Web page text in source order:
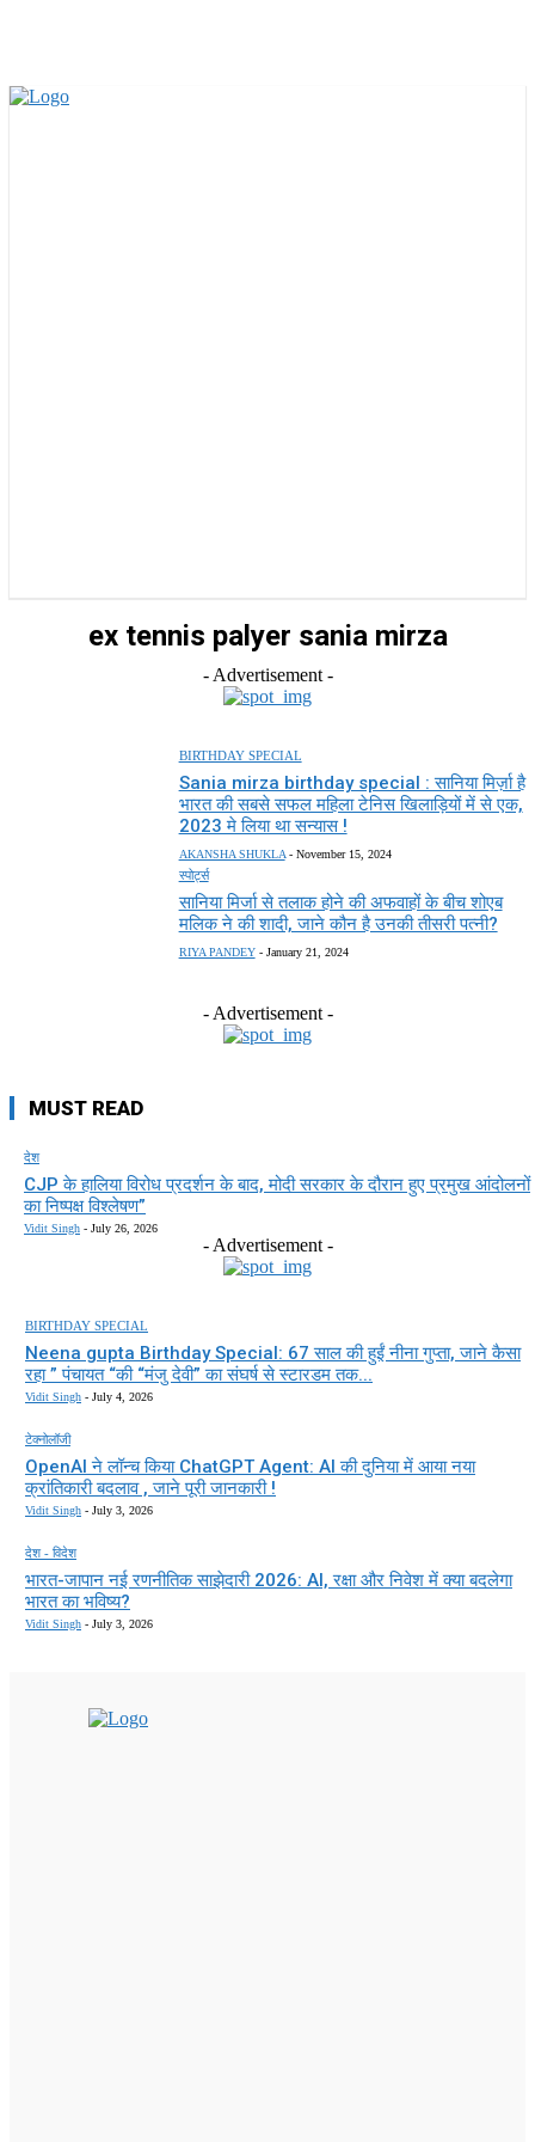
ex tennis palyer sania mirza
- Advertisement -
BIRTHDAY SPECIAL
Sania mirza birthday special : सानिया मिर्ज़ा है
भारत की सबसे सफल महिला टेनिस खिलाड़ियों में से एक,
2023 मे लिया था सन्यास !
AKANSHA SHUKLA - November 15, 2024
स्पोर्ट्स
सानिया मिर्जा से तलाक होने की अफवाहों के बीच शोएब
मलिक ने की शादी, जाने कौन है उनकी तीसरी पत्नी?
RIYA PANDEY - January 21, 2024
- Advertisement -
MUST READ
देश
CJP के हालिया विरोध प्रदर्शन के बाद, मोदी सरकार के दौरान हुए प्रमुख आंदोलनों
का निष्पक्ष विश्लेषण”
Vidit Singh - July 26, 2026
- Advertisement -
BIRTHDAY SPECIAL
Neena gupta Birthday Special: 67 साल की हुईं नीना गुप्ता, जाने कैसा
रहा ” पंचायत “की “मंजु देवी” का संघर्ष से स्टारडम तक...
Vidit Singh - July 4, 2026
टेक्नोलॉजी
OpenAI ने लॉन्च किया ChatGPT Agent: AI की दुनिया में आया नया
क्रांतिकारी बदलाव , जाने पूरी जानकारी !
Vidit Singh - July 3, 2026
देश - विदेश
भारत-जापान नई रणनीतिक साझेदारी 2026: AI, रक्षा और निवेश में क्या बदलेगा
भारत का भविष्य?
Vidit Singh - July 3, 2026